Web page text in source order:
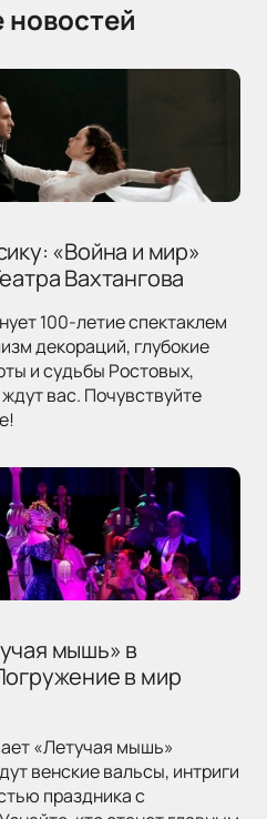
«Война и мир»
Вахтангова
100-летие спектаклем
декораций, глубокие
и судьбы Ростовых,
вас. Почувствуйте
мышь» в
в мир
«Летучая мышь»
венские вальсы, интриги
праздника с